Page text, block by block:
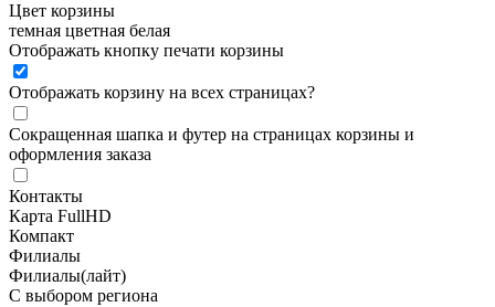
Цвет корзины
темная цветная белая
Отображать кнопку печати корзины
Отображать корзину на всех страницах?
Сокращенная шапка и футер на страницах корзины и
оформления заказа
Контакты
Карта FullHD
Компакт
Филиалы
Филиалы(лайт)
С выбором региона